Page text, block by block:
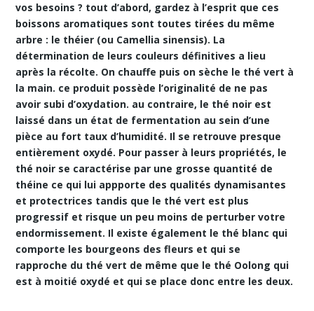
vos besoins ? tout d’abord, gardez à l’esprit que ces
boissons aromatiques sont toutes tirées du même
arbre : le théier (ou Camellia sinensis). La
détermination de leurs couleurs définitives a lieu
après la récolte. On chauffe puis on sèche le thé vert à
la main. ce produit possède l’originalité de ne pas
avoir subi d’oxydation. au contraire, le thé noir est
laissé dans un état de fermentation au sein d’une
pièce au fort taux d’humidité. Il se retrouve presque
entièrement oxydé. Pour passer à leurs propriétés, le
thé noir se caractérise par une grosse quantité de
théine ce qui lui appporte des qualités dynamisantes
et protectrices tandis que le thé vert est plus
progressif et risque un peu moins de perturber votre
endormissement. Il existe également le thé blanc qui
comporte les bourgeons des fleurs et qui se
rapproche du thé vert de même que le thé Oolong qui
est à moitié oxydé et qui se place donc entre les deux.